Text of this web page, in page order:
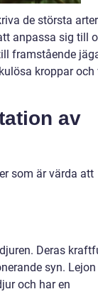
de största
anpassa sig till
framstående
kroppar och
av
som är värda att
Deras
syn. Lejon
och har en